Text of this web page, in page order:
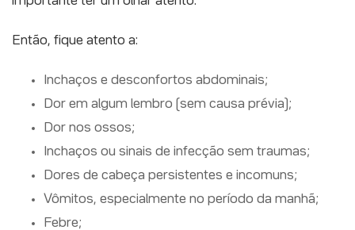
Então, fique atento a:
Inchaços e desconfortos abdominais;
Dor em algum lembro (sem causa prévia);
Dor nos ossos;
Inchaços ou sinais de infecção sem traumas;
Dores de cabeça persistentes e incomuns;
Vômitos, especialmente no período da manhã;
Febre;